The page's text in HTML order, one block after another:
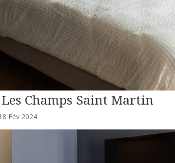
Champs Saint Martin
Fév 2024